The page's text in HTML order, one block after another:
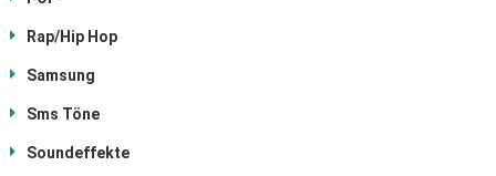
Rap/Hip Hop
Samsung
Sms Töne
Soundeffekte